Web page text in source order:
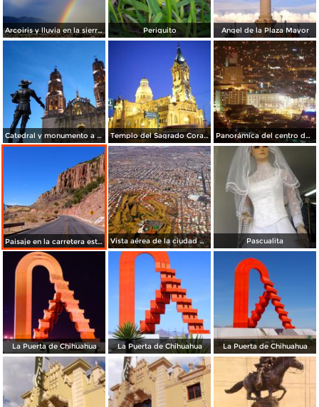
Arcoiris y lluvia en la sierra de Nombre de Dios Periquito Angel de la Plaza Mayor
Catedral y monumento a Deza y Ulloa Templo del Sagrado Corazón de Jesús Panorámica del centro de Chihuahua
Paisaje en la carretera estatal 160 Vista aérea de la ciudad de Chihuahua Pascualita
La Puerta de Chihuahua La Puerta de Chihuahua La Puerta de Chihuahua